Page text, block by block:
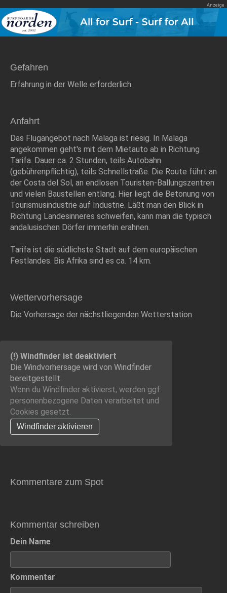
Gefahren
Erfahrung in der Welle erforderlich.
Anfahrt
Das Flugangebot nach Malaga ist riesig. In Malaga
angekommen geht's mit dem Mietauto ab in Richtung
Tarifa. Dauer ca. 2 Stunden, teils Autobahn
(gebührenpflichtig), teils Schnellstraße. Die Route führt an
der Costa del Sol, an endlosen Touristen-Ballungszentren
und vielen Baustellen entlang. Hier liegt die Betonung von
Tourismusindustrie auf Industrie. Läßt man den Blick in
Richtung Landesinneres schweifen, kann man die typisch
andalusischen Dörfer immerhin erahnen.
Tarifa ist die südlichste Stadt auf dem europäischen
Festlandes. Bis Afrika sind es ca. 14 km.
Wettervorhersage
Die Vorhersage der nächstliegenden Wetterstation
(!) Windfinder ist deaktiviert
Die Windvorhersage wird von Windfinder
bereitgestellt.
Wenn du Windfinder aktivierst, werden ggf.
personenbezogene Daten verarbeitet und
Cookies gesetzt.
Windfinder aktivieren
Kommentare zum Spot
Kommentar schreiben
Dein Name
Kommentar